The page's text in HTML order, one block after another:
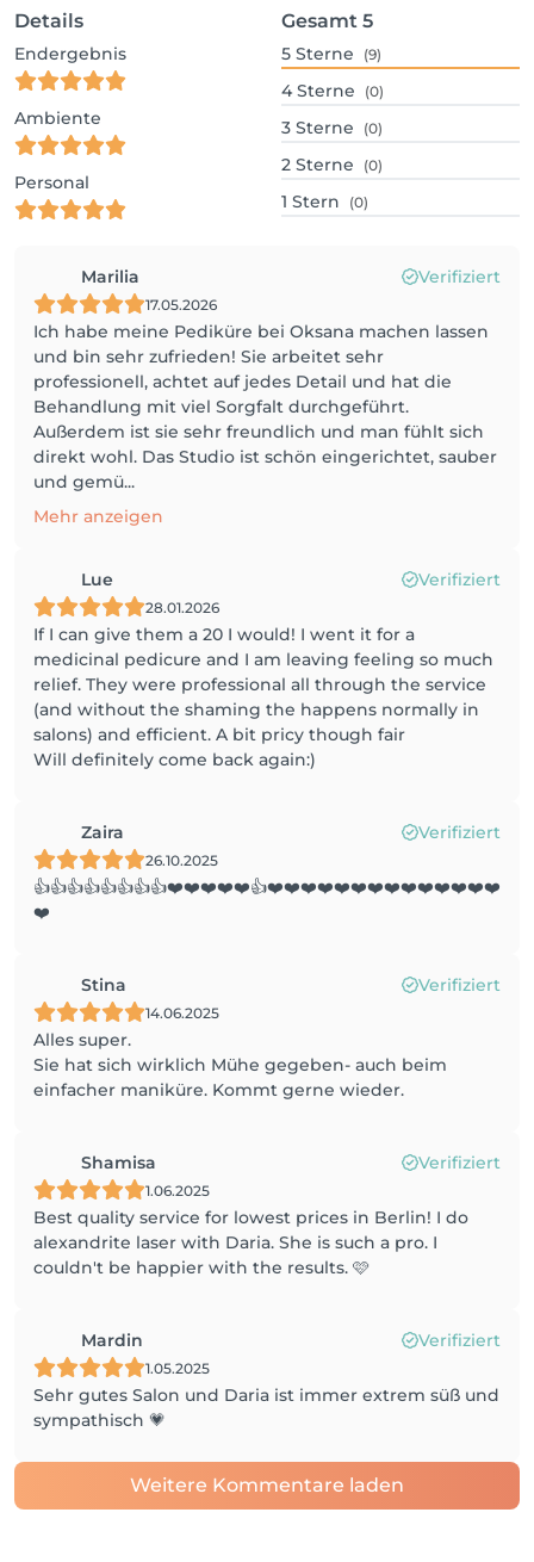
Details
Endergebnis
Ambiente
Personal
Gesamt 5
5 Sterne (9)
4 Sterne (0)
3 Sterne (0)
2 Sterne (0)
1 Stern (0)
Marilia Verifiziert
17.05.2026
Ich habe meine Pediküre bei Oksana machen lassen
und bin sehr zufrieden! Sie arbeitet sehr
professionell, achtet auf jedes Detail und hat die
Behandlung mit viel Sorgfalt durchgeführt.
Außerdem ist sie sehr freundlich und man fühlt sich
direkt wohl. Das Studio ist schön eingerichtet, sauber
und gemü...
Mehr anzeigen
Lue Verifiziert
28.01.2026
If I can give them a 20 I would! I went it for a
medicinal pedicure and I am leaving feeling so much
relief. They were professional all through the service
(and without the shaming the happens normally in
salons) and efficient. A bit pricy though fair
Will definitely come back again:)
Zaira Verifiziert
26.10.2025
👍👍👍👍👍👍👍👍❤️❤️❤️❤️❤️👍❤️❤️❤️❤️❤️❤️❤️❤️❤️❤️❤️❤️❤️❤️
❤️
Stina Verifiziert
14.06.2025
Alles super.
Sie hat sich wirklich Mühe gegeben- auch beim
einfacher maniküre. Kommt gerne wieder.
Shamisa Verifiziert
1.06.2025
Best quality service for lowest prices in Berlin! I do
alexandrite laser with Daria. She is such a pro. I
couldn't be happier with the results. 🩷
Mardin Verifiziert
1.05.2025
Sehr gutes Salon und Daria ist immer extrem süß und
sympathisch 💗
Weitere Kommentare laden